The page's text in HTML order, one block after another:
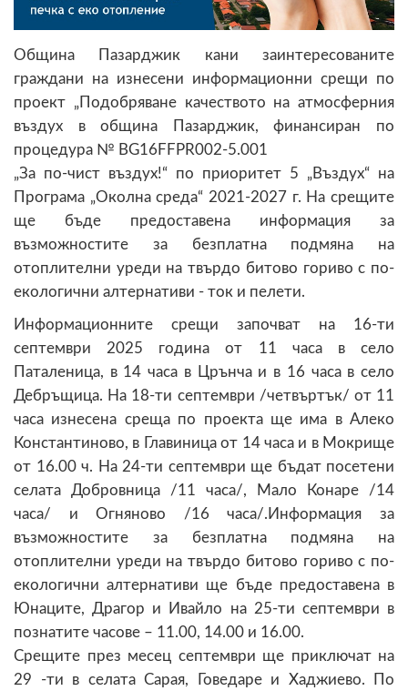
Община Пазарджик кани заинтересованите
граждани на изнесени информационни срещи по
проект „Подобряване качеството на атмосферния
въздух в община Пазарджик, финансиран по
процедура № BG16FFPR002-5.001
„За по-чист въздух!“ по приоритет 5 „Въздух“ на
Програма „Околна среда“ 2021-2027 г. На срещите
ще бъде предоставена информация за
възможностите за безплатна подмяна на
отоплителни уреди на твърдо битово гориво с по-
екологични алтернативи - ток и пелети.
Информационните срещи започват на 16-ти
септември 2025 година от 11 часа в село
Паталеница, в 14 часа в Црънча и в 16 часа в село
Дебръщица. На 18-ти септември /четвъртък/ от 11
часа изнесена среща по проекта ще има в Алеко
Константиново, в Главиница от 14 часа и в Мокрище
от 16.00 ч. На 24-ти септември ще бъдат посетени
селата Добровница /11 часа/, Мало Конаре /14
часа/ и Огняново /16 часа/.Информация за
възможностите за безплатна подмяна на
отоплителни уреди на твърдо битово гориво с по-
екологични алтернативи ще бъде предоставена в
Юнаците, Драгор и Ивайло на 25-ти септември в
познатите часове – 11.00, 14.00 и 16.00.
Срещите през месец септември ще приключат на
29 -ти в селата Сарая, Говедаре и Хаджиево. По